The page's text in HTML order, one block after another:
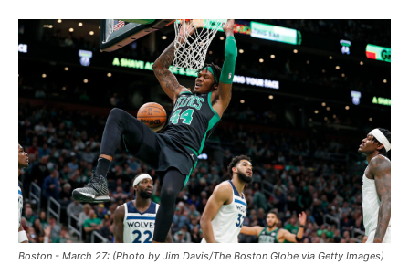
Boston - March 27: (Photo by Jim Davis/The Boston Globe via Getty Images)